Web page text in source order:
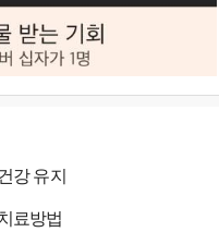
강 유지
료방법